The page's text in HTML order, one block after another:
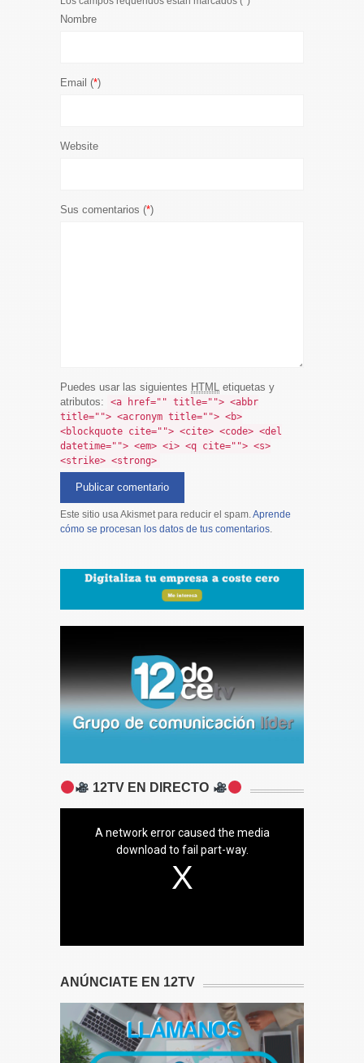
Nombre
Email (*)
Website
Sus comentarios (*)
Puedes usar las siguientes HTML etiquetas y
atributos:
<a href="" title=""> <abbr
title=""> <acronym title=""> <b>
<blockquote cite=""> <cite> <code> <del
datetime=""> <em> <i> <q cite=""> <s>
<strike> <strong>
Este sitio usa Akismet para reducir el spam.Aprende
cómo se procesan los datos de tus comentarios.
12TV EN DIRECTO
A network error caused the media
download to fail part-way.
ANÚNCIATE EN 12TV